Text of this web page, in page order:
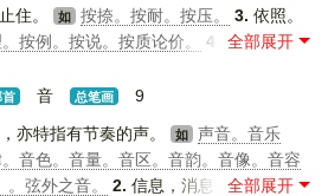
止住。 如 按捺。按耐。按压。 3. 依照。
按例。按说。按质论价。 4.
考查，研
）在正文之外所加的说明或论断。
首 音 总笔画
9
亦特指有节奏的声。 如
声音。音乐
。音色。音量。音区。音韵。音像。音容
。弦外之音。
2. 信息，消息。 如
音